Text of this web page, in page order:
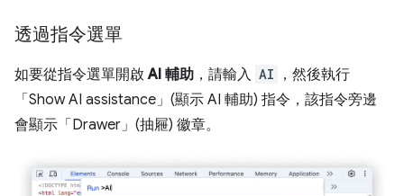
透過指令選單
如要從指令選單開啟AI 輔助 ，請輸入 AI
，然後執行
「Show AI assistance」(顯示 AI 輔助) 指令，該指令旁邊
會顯示「Drawer」(抽屜) 徽章。